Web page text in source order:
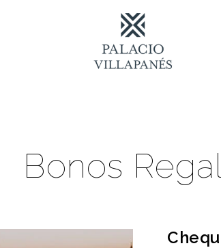
Bonos